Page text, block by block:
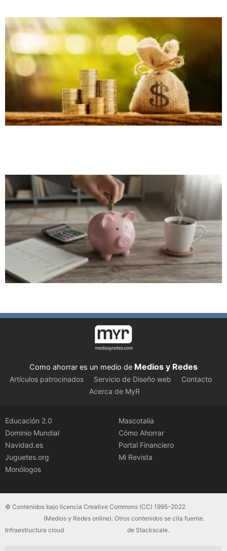
Como ahorrar es un medio de Medios y Redes
Artículos patrocinados Servicio de Diseño web
Contacto
Acerca de MyR
Educación 2.0
Dominio Mundial
Navidad.es
Juguetes.org
Monólogos
Mascotalia
Cómo Ahorrar
Portal Financiero
Mi Revista
© Contenidos bajo licencia Creative Commons (CC) 1995-2022
(Medios y Redes online). Otros contenidos se cita fuente.
Infraestructura cloud
de Stackscale.